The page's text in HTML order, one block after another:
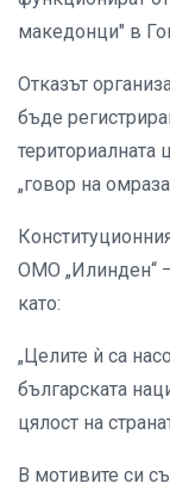
македонци" в
Отказът
бъде
териториалната
„говор на
ОМО „Илинден“
като:
„Целите ѝ са
българската
цялост на
В мотивите си